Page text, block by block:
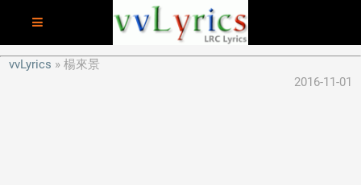
vvLyrics
楊來景
2016-11-01